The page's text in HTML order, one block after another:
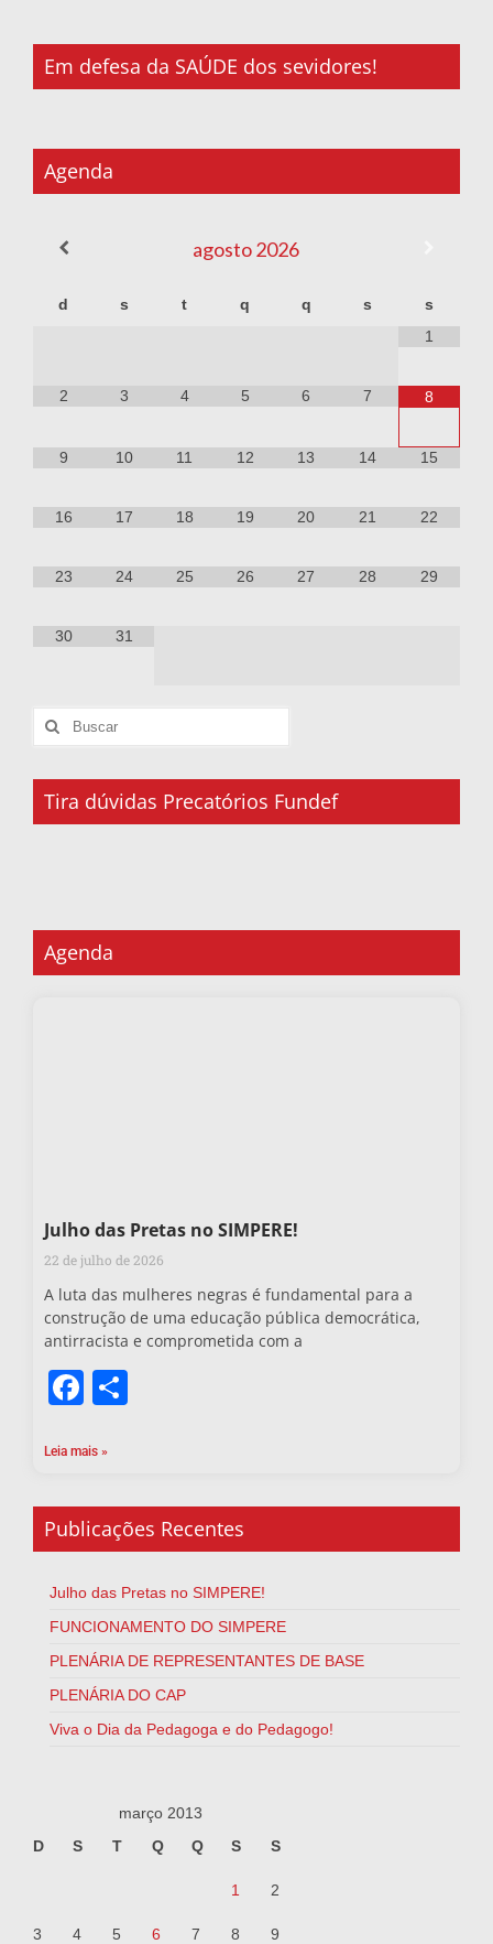
Em defesa da SAÚDE dos sevidores!
Agenda
agosto2026
d s t q q s
s
1
2 3 4 5 6 7 8
9 10 11 12 13 14 15
16 17 18 19 20 21 22
23 24 25 26 27 28 29
30 31
Tira dúvidas Precatórios Fundef
Agenda
Julho das Pretas no SIMPERE!
22 de julho de 2026
A luta das mulheres negras é fundamental para a
construção de uma educação pública democrática,
antirracista e comprometida com a
Facebook
Leia mais »
Publicações Recentes
Julho das Pretas no SIMPERE!
FUNCIONAMENTO DO SIMPERE
PLENÁRIA DE REPRESENTANTES DE BASE
PLENÁRIA DO CAP
Viva o Dia da Pedagoga e do Pedagogo!
março 2013
D
S T Q Q S S
1 2
3 4 5 6 7 8 9